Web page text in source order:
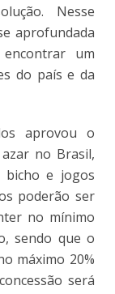
Nesse
aprofundada
um
do país e da
aprovou o
no Brasil,
bicho e jogos
poderão ser
no mínimo
sendo que o
máximo 20%
será